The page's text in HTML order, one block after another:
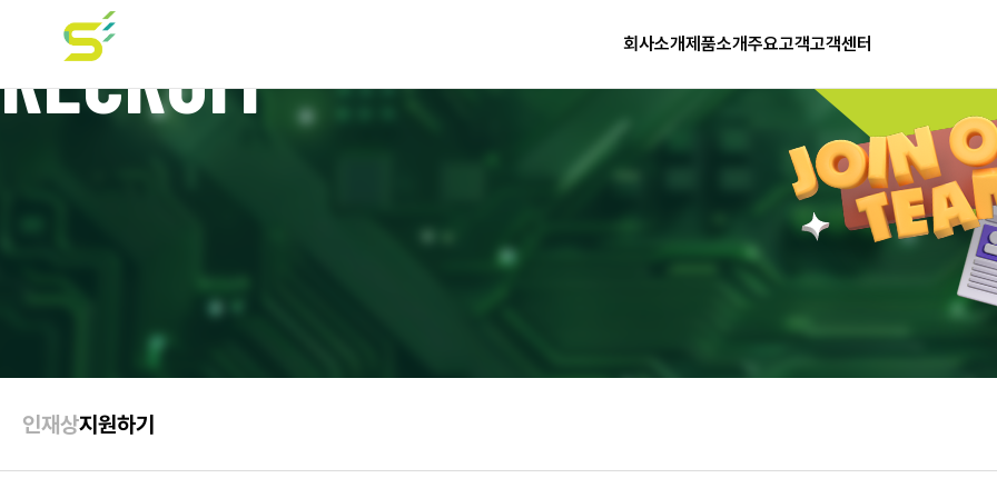
회사소개제품소개주요고객고객센터
RECRUIT
인재상지원하기